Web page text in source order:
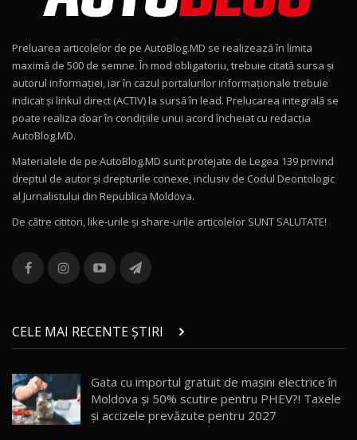
15:22
Mercedes-AMG E 53 HYBRID 4MATIC+ / Test
Drive AutoBlog.MD
16:27
11
Noul Volvo ES90 / Test Drive AutoBlog.MD
12
Noul MG HS / Test Drive AutoBlog.MD
16:48
13
combină aventura cu luxul / AutoBlog.MD
36:08
chinez care face lumea să se întoarcă după el
/ AutoBlog.MD
17:27
15 14:37
Preluarea articolelor de pe AutoBlog.MD se realizează în limita
maximă de 500 de semne. În mod obligatoriu, trebuie citată sursa și
autorul informației, iar în cazul portalurilor informaționale trebuie
indicat și linkul direct (ACTIV) la sursă în lead. Prelucarea integrală se
poate realiza doar în condițiile unui acord încheiat cu redacţia
AutoBlog.MD.
Materialele de pe AutoBlog.MD sunt protejate de Legea 139 privind
dreptul de autor și drepturile conexe, inclusiv de Codul Deontologic
al Jurnalistului din Republica Moldova.
De către cititori, like-urile şi share-urile articolelor SUNT SALUTATE!
CELE MAI RECENTE ȘTIRI
Gata cu importul gratuit de mașini electrice în
Moldova și 50% scutire pentru PHEV?! Taxele
și accizele prevăzute pentru 2027